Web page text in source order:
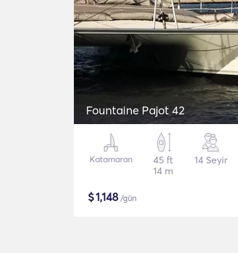
Fountaine Pajot 42
Katamaran
45 ft
14 m
14 Seyir
$1,148/gün